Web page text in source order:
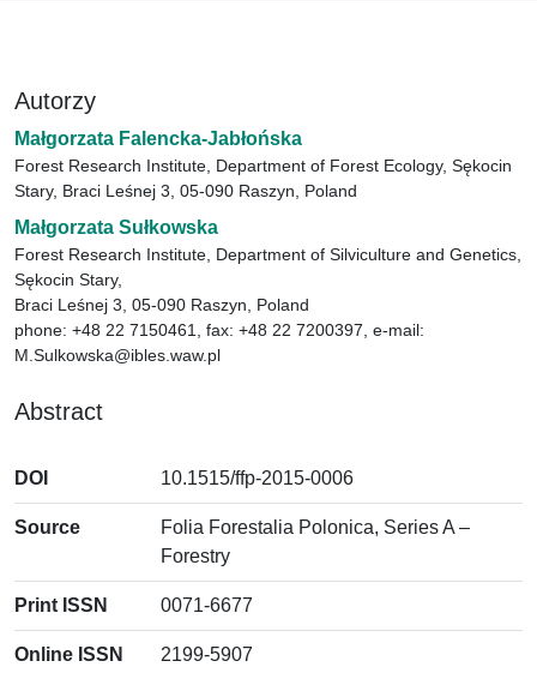
Autorzy
Małgorzata Falencka-Jabłońska
Forest Research Institute, Department of Forest Ecology, Sękocin
Stary, Braci Leśnej 3, 05-090 Raszyn, Poland
Małgorzata Sułkowska
Forest Research Institute, Department of Silviculture and Genetics,
Sękocin Stary,
Braci Leśnej 3, 05-090 Raszyn, Poland
phone: +48 22 7150461, fax: +48 22 7200397, e-mail:
M.Sulkowska@ibles.waw.pl
Abstract
DOI 10.1515/ffp-2015-0006
Source
Folia Forestalia Polonica, Series A –
Forestry
Print ISSN 0071-6677
Online ISSN 2199-5907